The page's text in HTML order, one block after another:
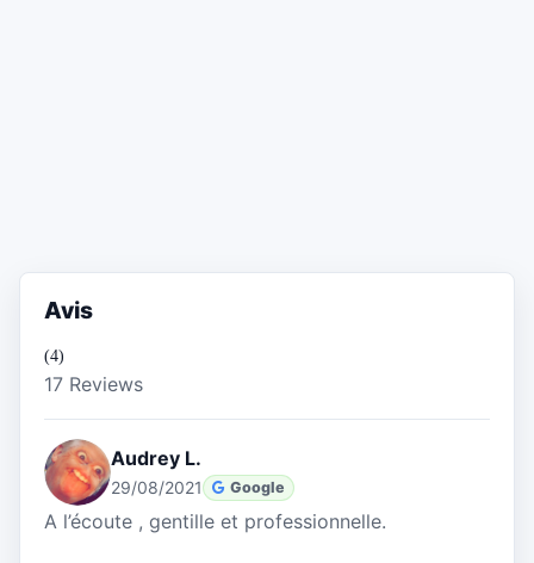
Avis
(4)
17 Reviews
Audrey L.
29/08/2021 Google
A l’écoute , gentille et professionnelle.